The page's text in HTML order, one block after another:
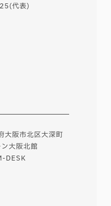
代表)
阪市北区大深町
大阪北館
DESK